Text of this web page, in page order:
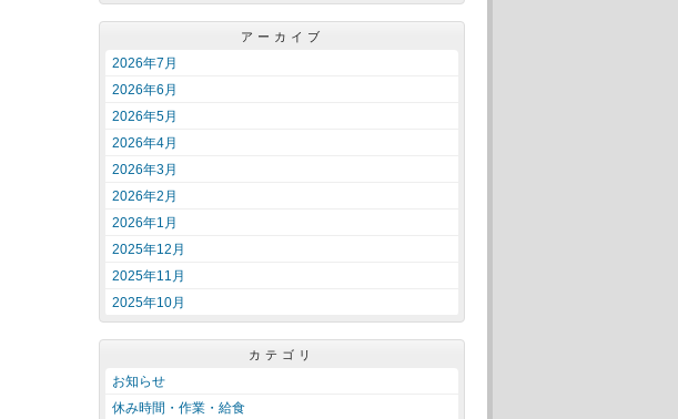
アーカイブ
2026年7月
2026年6月
2026年5月
2026年4月
2026年3月
2026年2月
2026年1月
2025年12月
2025年11月
2025年10月
カテゴリ
お知らせ
休み時間・作業・給食